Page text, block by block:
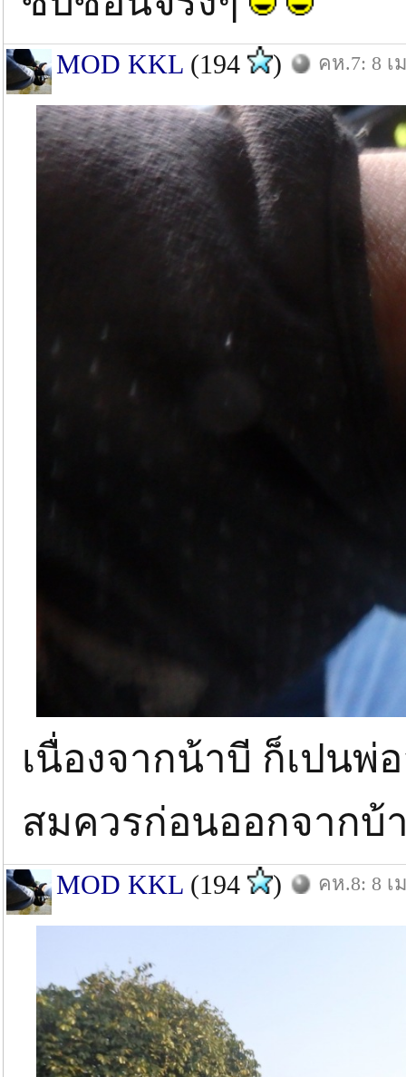
MOD KKL (194 ) คห.7: 8 เ
เนื่องจากน้าบี ก็เปนพ่
สมควรก่อนออกจาก
MOD KKL (194 ) คห.8: 8 เ